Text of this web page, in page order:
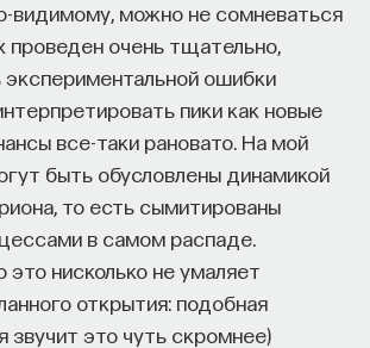
видимому, можно не сомневаться
проведен очень тщательно,
экспериментальной ошибки
пики как новые
все-таки рановато. На мой
быть обусловлены динамикой
то есть сымитированы
в самом распаде.
это нисколько не умаляет
открытия: подобная
звучит это чуть скромнее)
ПостНауки
Долгачева
ПостНауки
о них к настоящему
как их обнаруживают и изучают,
устроены,
о том, какие
горизонты
нами благодаря этим
что книга получилась
читая ее, я все время мысленно
текст произносит именно
другой.